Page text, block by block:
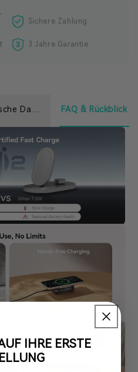
Sichere Zahlung
3 Jahre Garantie
Daten FAQ & Rückblick
IHRE ERSTE